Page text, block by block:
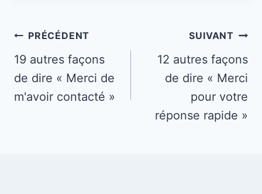
Navigation
de
l’article
PRÉCÉDENT
19 autres façons
de dire « Merci de
m'avoir contacté »
SUIVANT
12 autres façons
de dire « Merci
pour votre
réponse rapide »